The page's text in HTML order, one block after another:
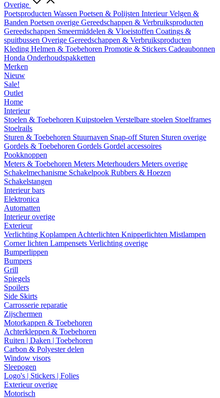
Overige
Poetsproducten Wassen Poetsen & Polijsten InterieurVelgen &
Banden Poetsen overige Gereedschappen & Verbruiksproducten
Gereedschappen Smeermiddelen & Vloeistoffen Coatings &
spuitbussen Overige Gereedschappen & Verbruiksproducten
Kleding Helmen & Toebehoren Promotie & Stickers Cadeaubonnen
Honda Onderhoudspakketten
Merken
Nieuw
Sale!
Outlet
Home
Interieur
Stoelen & Toebehoren Kuipstoelen Verstelbare stoelen Stoelframes
Stoelrails
Sturen & Toebehoren Stuurnaven Snap-off Sturen Sturen overige
Gordels & Toebehoren Gordels Gordel accessoires
Pookknoppen
Meters & Toebehoren Meters Meterhouders Meters overige
Schakelmechanisme Schakelpook Rubbers & Hoezen
Schakelstangen
Interieur bars
Elektronica
Automatten
Interieur overige
Exterieur
Verlichting Koplampen Achterlichten Knipperlichten Mistlampen
Corner lichten Lampensets Verlichting overige
Bumperlippen
Bumpers
Grill
Spiegels
Spoilers
Side Skirts
Carrosserie reparatie
Zijschermen
Motorkappen & Toebehoren
Achterkleppen & Toebehoren
Ruiten | Daken | Toebehoren
Carbon & Polyester delen
Window visors
Sleepogen
Logo's | Stickers | Folies
Exterieur overige
Motorisch